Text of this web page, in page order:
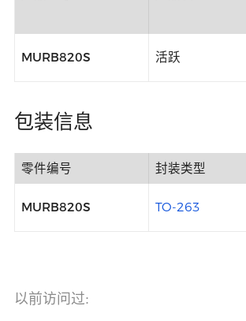
MURB820S 活跃
包装信息
零件编号 封装类型
MURB820S TO-263
以前访问过: